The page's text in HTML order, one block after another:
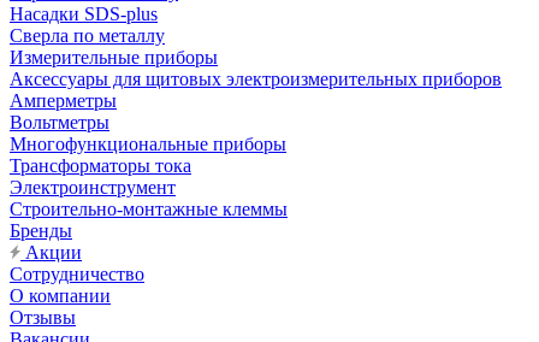
Насадки SDS-plus
Сверла по металлу
Измерительные приборы
Аксессуары для щитовых электроизмерительных приборов
Амперметры
Вольтметры
Многофункциональные приборы
Трансформаторы тока
Электроинструмент
Строительно-монтажные клеммы
Бренды
Акции
Сотрудничество
О компании
Отзывы